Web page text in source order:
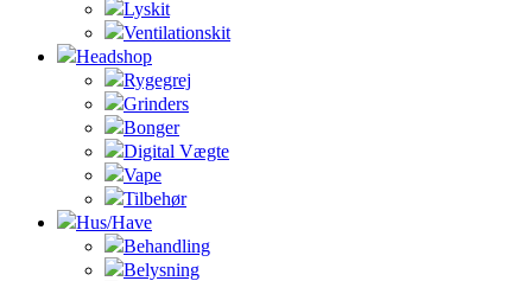
Lyskit
Ventilationskit
Headshop
Rygegrej
Grinders
Bonger
Digital Vægte
Vape
Tilbehør
Hus/Have
Behandling
Belysning